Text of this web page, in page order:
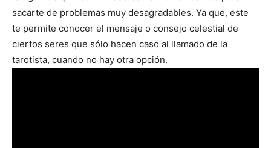
sacarte de problemas muy desagradables. Ya que, este
te permite conocer el mensaje o consejo celestial de
ciertos seres que sólo hacen caso al llamado de la
tarotista, cuando no hay otra opción.